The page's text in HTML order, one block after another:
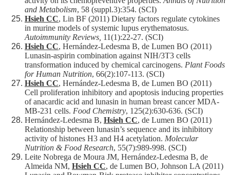
and Metabolism, 58 (suppl.3):354. (SCI)
Hsieh CC, Lin BF (2011) Dietary factors regulate cytokines
in murine models of systemic lupus erythematosus.
Autoimmunity Reviews, 11(1):22-27. (SCI)
Hsieh CC, Hernández-Ledesma B, de Lumen BO (2011)
Lunasin-aspirin combination against NIH/3T3 cells
transformation induced by chemical carcinogens. Plant Foods
for Human Nutrition, 66(2):107-113. (SCI)
Hsieh CC, Hernández-Ledesma B, de Lumen BO (2011)
Cell proliferation inhibitory and apoptosis inducing properties
of anacardic acid and lunasin in human breast cancer MDA-
MB-231 cells. Food Chemistry, 125(2):630-636. (SCI)
Hernández-Ledesma B, Hsieh CC, de Lumen BO (2011)
Relationship between lunasin’s sequence and its inhibitory
activity of histones H3 and H4 acetylation. Molecular
Nutrition & Food Research, 55(7):989-998. (SCI)
Leite Nobrega de Moura JM, Hernández-Ledesma B, de
Almeida NM, Hsieh CC, de Lumen BO, Johnson LA (2011)